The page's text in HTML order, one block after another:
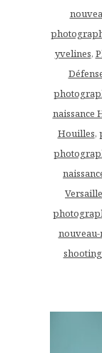
yvelines,
naissance
Houilles,
nouveau-